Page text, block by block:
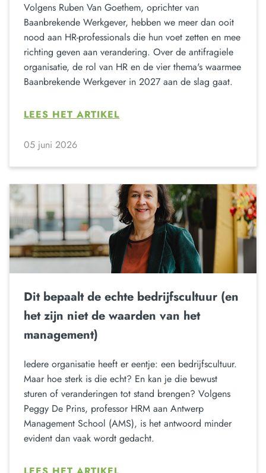
Volgens Ruben Van Goethem, oprichter van
Baanbrekende Werkgever, hebben we meer dan ooit
nood aan HR-professionals die hun voet zetten en mee
richting geven aan verandering. Over de antifragiele
organisatie, de rol van HR en de vier thema's waarmee
Baanbrekende Werkgever in 2027 aan de slag gaat.
LEES HET ARTIKEL
05 juni 2026
Dit bepaalt de echte bedrijfscultuur (en
het zijn niet de waarden van het
management)
Iedere organisatie heeft er eentje: een bedrijfscultuur.
Maar hoe sterk is die echt? En kan je die bewust
sturen of veranderingen tot stand brengen? Volgens
Peggy De Prins, professor HRM aan Antwerp
Management School (AMS), is het antwoord minder
evident dan vaak wordt gedacht.